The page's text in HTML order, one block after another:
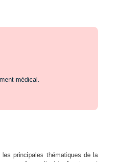
médical.
principales thématiques de la